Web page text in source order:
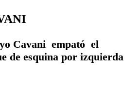
Cavani empató el
de esquina por izquierda